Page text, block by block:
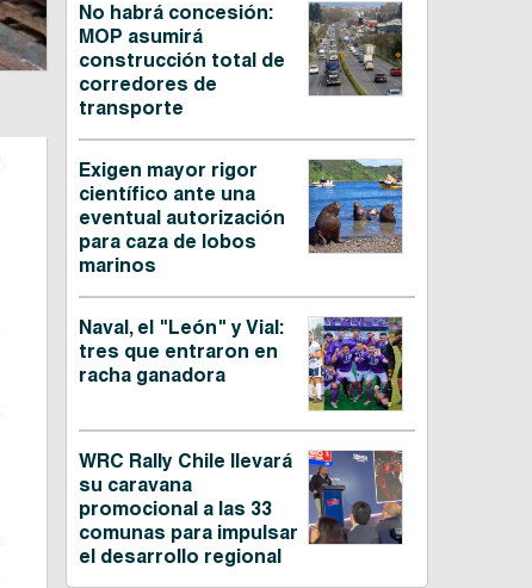
No habrá concesión:
MOP asumirá
construcción total de
corredores de
transporte
Exigen mayor rigor
científico ante una
eventual autorización
para caza de lobos
marinos
Naval, el "León" y Vial:
tres que entraron en
racha ganadora
WRC Rally Chile llevará
su caravana
promocional a las 33
comunas para impulsar
el desarrollo regional